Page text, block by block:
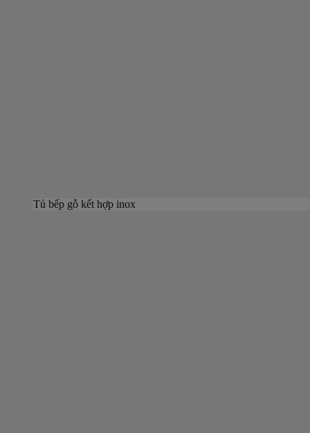
Tủ bếp gỗ kết hợp inox